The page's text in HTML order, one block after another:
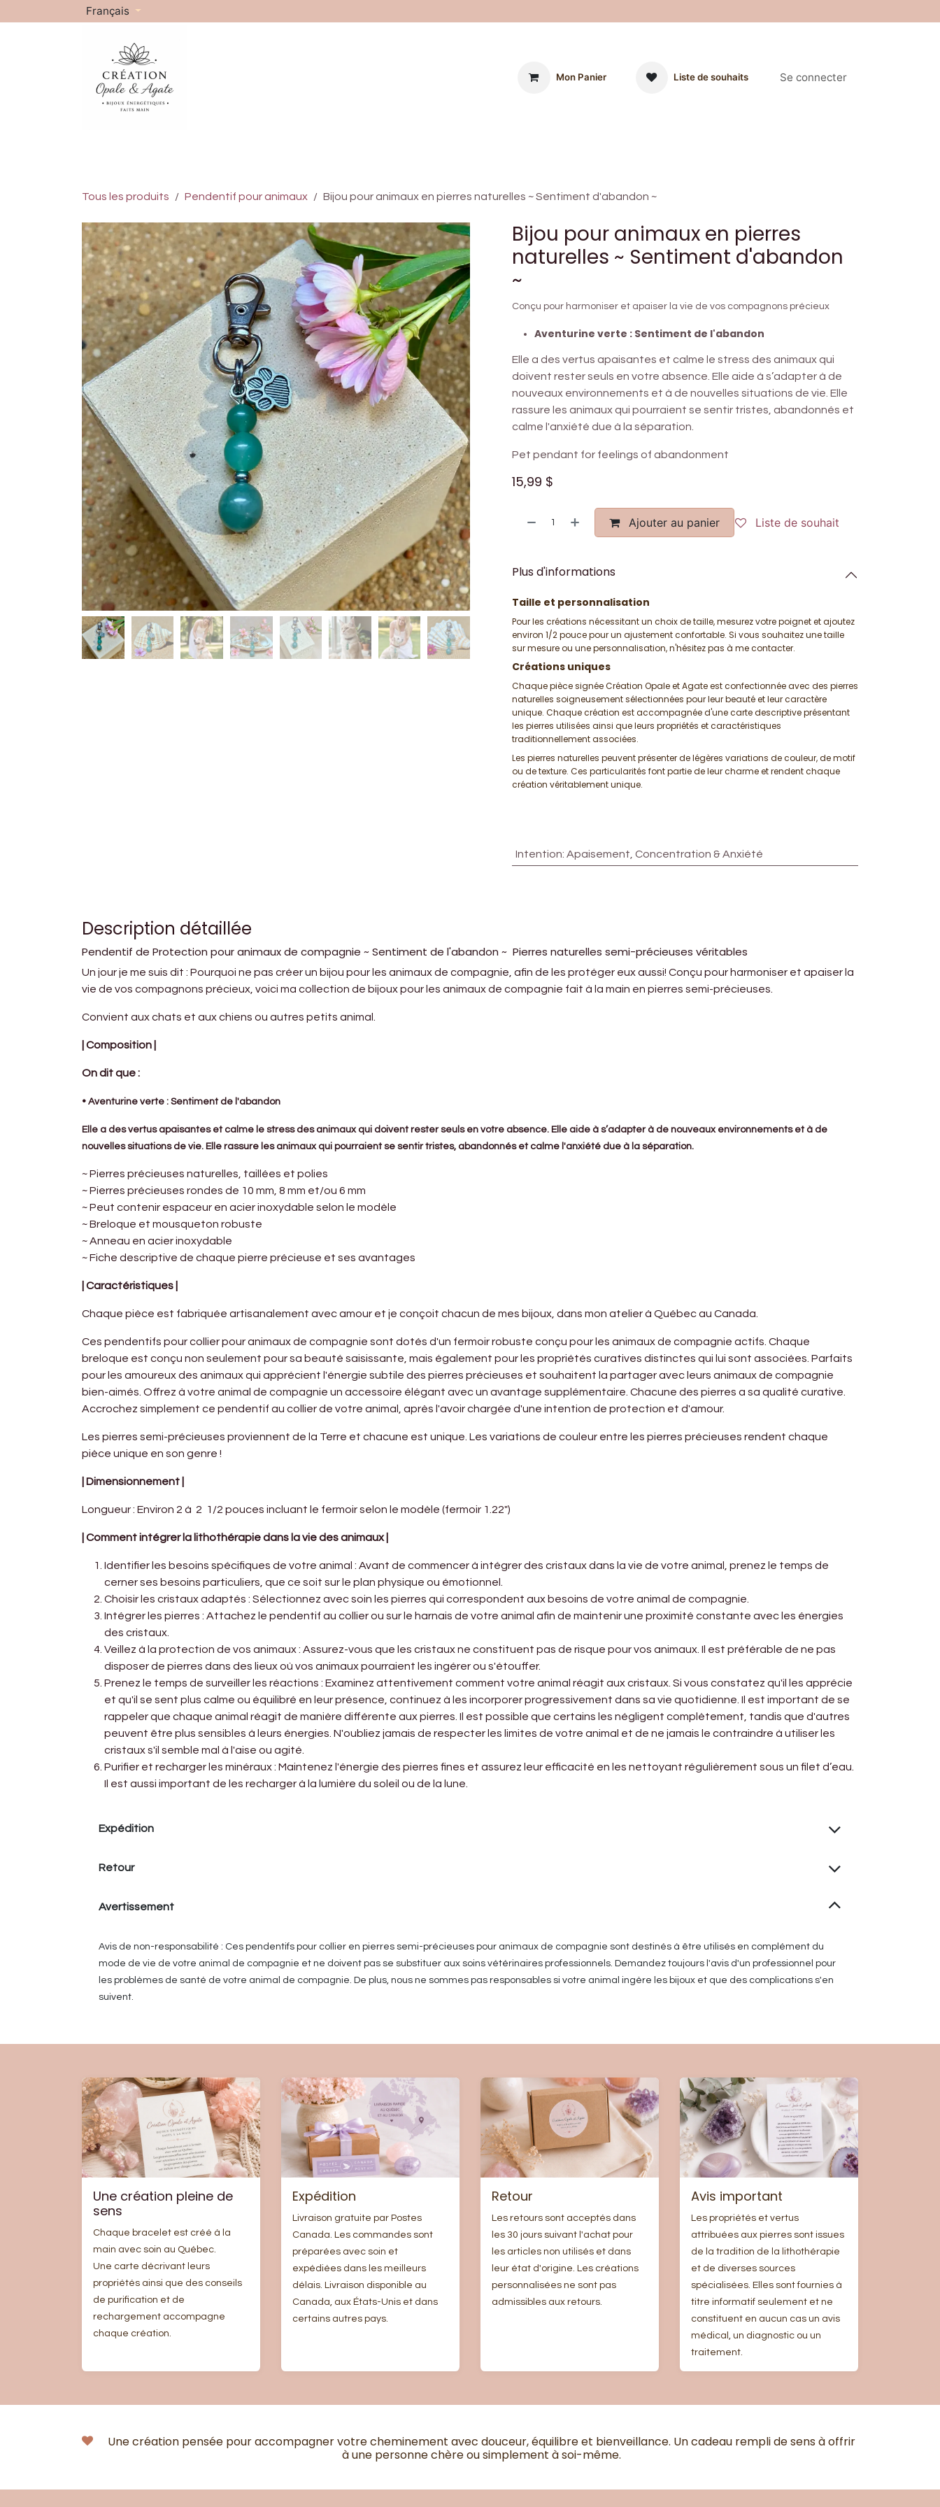
Se rendre au contenu
Français
Mon Panier Liste de souhaits Se connecter
Tous les produits Pendentif pour animaux Bijou pour animaux en pierres naturelles ~ Sentiment d'abandon ~
Bijou pour animaux en pierres
naturelles ~ Sentiment d'abandon
~
Conçu pour harmoniser et​ apaiser la vie de vos compagnons précieux
Aventurine verte : Sentiment de l'abandon
Elle a des vertus apaisantes et calme le stress des animaux qui
doivent rester seuls en votre absence. Elle aide à s’adapter à de
nouveaux environnements et à de nouvelles situations de vie. Elle
rassure les animaux qui pourraient se sentir tristes, abandonnés et
calme l'anxiété due à la séparation.
Pet pendant for feelings of abandonment
15,99 $
Ajouter au panier Liste de souhait
Plus d'informations
Taille et personnalisation
Pour les créations nécessitant un choix de taille, mesurez votre poignet et ajoutez
environ 1/2 pouce pour un ajustement confortable. Si vous souhaitez une taille
sur mesure ou une personnalisation, n'hésitez pas à me contacter.
Créations uniques
Chaque pièce signée Création Opale et Agate est confectionnée avec des pierres
naturelles soigneusement sélectionnées pour leur beauté et leur caractère
unique. Chaque création est accompagnée d'une carte descriptive présentant
les pierres utilisées ainsi que leurs propriétés et caractéristiques
traditionnellement associées.
Les pierres naturelles peuvent présenter de légères variations de couleur, de motif
ou de texture. Ces particularités font partie de leur charme et rendent chaque
création véritablement unique.
Intention: Apaisement, Concentration & Anxiété
Description détaillée
Pendentif de Protection pour animaux de compagnie ~ Sentiment de l'abandon ~ Pierres naturelles semi-précieuses véritables
Un jour je me suis dit : Pourquoi ne pas créer un bijou pour les animaux de compagnie, afin de les protéger eux aussi! Conçu pour harmoniser et apaiser la
vie de vos compagnons précieux, voici ma collection de bijoux pour les animaux de compagnie fait à la main en pierres semi-précieuses.
Convient aux chats et aux chiens ou autres petits animal.
| Composition |
On dit que :
• Aventurine verte : Sentiment de l'abandon
Elle a des vertus apaisantes et calme le stress des animaux qui doivent rester seuls en votre absence. Elle aide à s’adapter à de nouveaux environnements et à de
nouvelles situations de vie. Elle rassure les animaux qui pourraient se sentir tristes, abandonnés et calme l'anxiété due à la séparation.
~ Pierres précieuses naturelles, taillées et polies
~ Pierres précieuses rondes de 10 mm, 8 mm et/ou 6 mm
~ Peut contenir espaceur en acier inoxydable selon le modèle
~ Breloque et mousqueton robuste
~ Anneau en acier inoxydable
~ Fiche descriptive de chaque pierre précieuse et ses avantages
| Caractéristiques |
Chaque pièce est fabriquée artisanalement avec amour et je conçoit chacun de mes bijoux, dans mon atelier à Québec au Canada.
Ces pendentifs pour collier pour animaux de compagnie sont dotés d'un fermoir robuste conçu pour les animaux de compagnie actifs. Chaque
breloque est conçu non seulement pour sa beauté saisissante, mais également pour les propriétés curatives distinctes qui lui sont associées. Parfaits
pour les amoureux des animaux qui apprécient l'énergie subtile des pierres précieuses et souhaitent la partager avec leurs animaux de compagnie
bien-aimés. Offrez à votre animal de compagnie un accessoire élégant avec un avantage supplémentaire. Chacune des pierres a sa qualité curative.
Accrochez simplement ce pendentif au collier de votre animal, après l'avoir chargée d'une intention de protection et d'amour.
Les pierres semi-précieuses proviennent de la Terre et chacune est unique. Les variations de couleur entre les pierres précieuses rendent chaque
pièce unique en son genre !
| Dimensionnement |
Longueur : Environ 2 à 2 1/2 pouces incluant le fermoir selon le modèle (fermoir 1.22")
| Comment intégrer la lithothérapie dans la vie des animaux |
Identifier les besoins spécifiques de votre animal : Avant de commencer à intégrer des cristaux dans la vie de votre animal, prenez le temps de
cerner ses besoins particuliers, que ce soit sur le plan physique ou émotionnel.
Choisir les cristaux adaptés : Sélectionnez avec soin les pierres qui correspondent aux besoins de votre animal de compagnie.
Intégrer les pierres : Attachez le pendentif au collier ou sur le harnais de votre animal afin de maintenir une proximité constante avec les énergies
des cristaux.
Veillez à la protection de vos animaux : Assurez-vous que les cristaux ne constituent pas de risque pour vos animaux. Il est préférable de ne pas
disposer de pierres dans des lieux où vos animaux pourraient les ingérer ou s'étouffer.
Prenez le temps de surveiller les réactions : Examinez attentivement comment votre animal réagit aux cristaux. Si vous constatez qu'il les apprécie
et qu'il se sent plus calme ou équilibré en leur présence, continuez à les incorporer progressivement dans sa vie quotidienne. Il est important de se
rappeler que chaque animal réagit de manière différente aux pierres. Il est possible que certains les négligent complètement, tandis que d'autres
peuvent être plus sensibles à leurs énergies. N'oubliez jamais de respecter les limites de votre animal et de ne jamais le contraindre à utiliser les
cristaux s'il semble mal à l'aise ou agité.
Purifier et recharger les minéraux : Maintenez l'énergie des pierres fines et assurez leur efficacité en les nettoyant régulièrement sous un filet d’eau.
Il est aussi important de les recharger à la lumière du soleil ou de la lune.
Expédition
Retour
Avertissement
Avis de non-responsabilité : Ces pendentifs pour collier en pierres semi-précieuses pour animaux de compagnie sont destinés à être utilisés en complément du
mode de vie de votre animal de compagnie et ne doivent pas se substituer aux soins vétérinaires professionnels. Demandez toujours l'avis d'un professionnel pour
les problèmes de santé de votre animal de compagnie. De plus, nous ne sommes pas responsables si votre animal ingère les bijoux et que des complications s'en
suivent.
Une création pleine de
sens
Chaque bracelet est créé à la
main avec soin au Québec.
Une carte décrivant leurs
propriétés ainsi que des conseils
de purification et de
rechargement accompagne
chaque création.
Expédition
Livraison gratuite par Postes
Canada. Les commandes sont
préparées avec soin et
expédiées dans les meilleurs
délais. Livraison disponible au
Canada, aux États-Unis et dans
certains autres pays.
Retour
Les retours sont acceptés dans
les 30 jours suivant l'achat pour
les articles non utilisés et dans
leur état d'origine. Les créations
personnalisées ne sont pas
admissibles aux retours.
Avis important
Les propriétés et vertus
attribuées aux pierres sont issues
de la tradition de la lithothérapie
et de diverses sources
spécialisées. Elles sont fournies à
titre informatif seulement et ne
constituent en aucun cas un avis
médical, un diagnostic ou un
traitement.
Une création pensée pour accompagner votre cheminement avec douceur, équilibre et bienveillance. Un cadeau rempli de sens à offrir
à une personne chère ou simplement à soi-même.